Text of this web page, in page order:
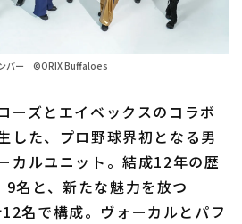
ンバー ©ORIX Buffaloes
ーズとエイベックスのコラボ
した、プロ野球界初となる男
カルユニット。結成12年の歴
名と、新たな魅力を放つ
名で構成。ヴォーカルとパフ